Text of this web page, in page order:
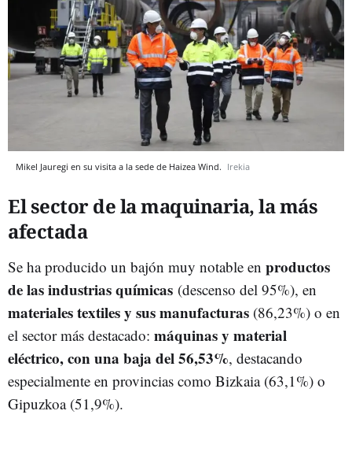
Mikel Jauregi en su visita a la sede de Haizea Wind. Irekia
El sector de la maquinaria, la más
afectada
Se ha producido un bajón muy notable en productos
de las industrias químicas (descenso del 95%), en
materiales textiles y sus manufacturas (86,23%) o en
el sector más destacado: máquinas y material
eléctrico, con una baja del 56,53%, destacando
especialmente en provincias como Bizkaia (63,1%) o
Gipuzkoa (51,9%).